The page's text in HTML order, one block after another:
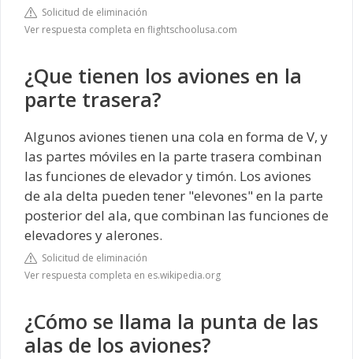
Solicitud de eliminación
Ver respuesta completa en flightschoolusa.com
¿Que tienen los aviones en la
parte trasera?
Algunos aviones tienen una cola en forma de V, y
las partes móviles en la parte trasera combinan
las funciones de elevador y timón. Los aviones
de ala delta pueden tener "elevones" en la parte
posterior del ala, que combinan las funciones de
elevadores y alerones.
Solicitud de eliminación
Ver respuesta completa en es.wikipedia.org
¿Cómo se llama la punta de las
alas de los aviones?